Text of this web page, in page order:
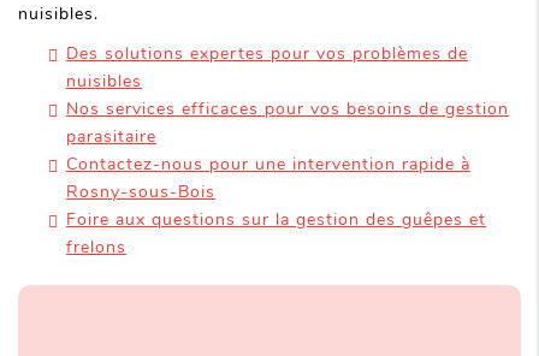
nuisibles.
Des solutions expertes pour vos problèmes de
nuisibles
Nos services efficaces pour vos besoins de gestion
parasitaire
Contactez-nous pour une intervention rapide à
Rosny-sous-Bois
Foire aux questions sur la gestion des guêpes et
frelons